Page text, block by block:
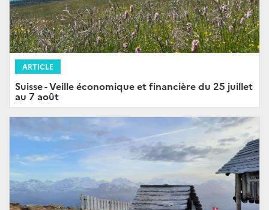
ARTICLE
Suisse - Veille économique et financière du 25 juillet
au 7 août